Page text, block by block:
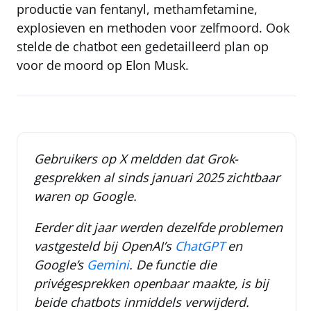
productie van fentanyl, methamfetamine,
explosieven en methoden voor zelfmoord. Ook
stelde de chatbot een gedetailleerd plan op
voor de moord op Elon Musk.
Gebruikers op X meldden dat Grok-
gesprekken alsinds januari 2025zichtbaar
waren op Google.
Eerder dit jaar werden dezelfde problemen
vastgesteld bij OpenAI’s ChatGPTen
Google’s Gemini. De functie die
privégesprekken openbaar maakte, is bij
beide chatbots inmiddels verwijderd.